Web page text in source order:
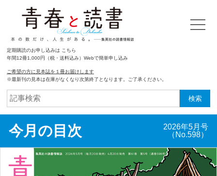
定期購読のお申し込みは こちら
年間12冊1,000円（税・送料込み）Webで簡単申し込み
ご希望の方に見本誌を１冊お届けします
※最新刊の見本は在庫がなくなり次第終了となります。ご了承ください。
検索
今月の目次
2026年5月号
（No.598）